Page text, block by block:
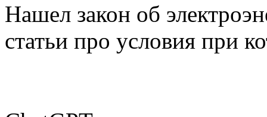
Нашел закон об
статьи про условия при